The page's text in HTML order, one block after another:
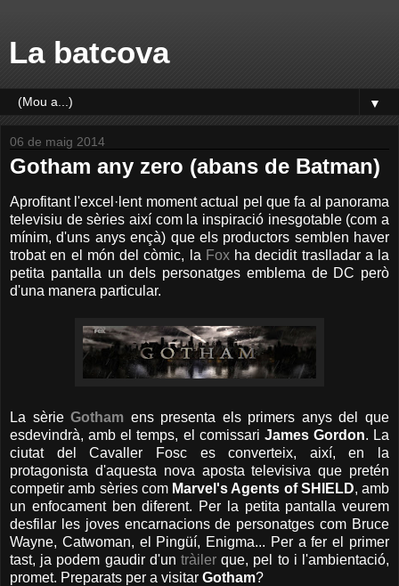
La batcova
▼
06 de maig 2014
Gotham any zero (abans de Batman)
Aprofitant l'excel·lent moment actual pel que fa al panorama
televisiu de sèries així com la inspiració inesgotable (com a
mínim, d'uns anys ençà) que els productors semblen haver
trobat en el món del còmic, la Foxha decidit traslladar a la
petita pantalla un dels personatges emblema de DC però
d'una manera particular.
La sèrieGotham ens presenta els primers anys del que
esdevindrà, amb el temps, el comissari James Gordon. La
ciutat del Cavaller Fosc es converteix, així, en la
protagonista d'aquesta nova aposta televisiva que pretén
competir amb sèries com Marvel's Agents of SHIELD, amb
un enfocament ben diferent. Per la petita pantalla veurem
desfilar les joves encarnacions de personatges com Bruce
Wayne, Catwoman, el Pingüí, Enigma... Per a fer el primer
tast, ja podem gaudir d'un tràiler que, pel to i l'ambientació,
promet. Preparats per a visitar Gotham?